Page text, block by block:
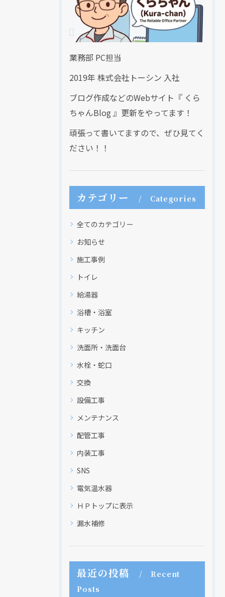
業務部 PC担当
2019年 株式会社トーシン 入社
ブログ作成などのWebサイト『 くら
ちゃんBlog 』更新をやってます！
頑張って書いてますので、ぜひ見てく
ださい！！
カテゴリー Categories
全てのカテゴリー
お知らせ
施工事例
トイレ
給湯器
浴槽・浴室
キッチン
洗面所・洗面台
水栓・蛇口
交換
設備工事
メンテナンス
配管工事
内装工事
SNS
電気温水器
ＨＰトップに表示
漏水補修
最近の投稿
Recent
Posts